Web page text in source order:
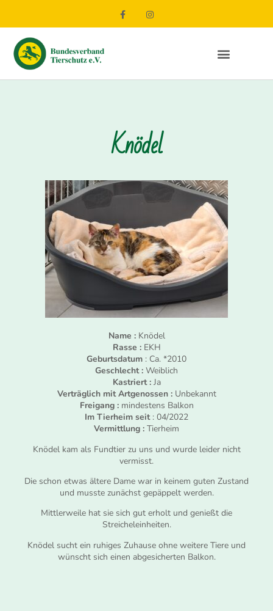
Knödel
Name : Knödel
Rasse :EKH
Geburtsdatum : Ca. *2010
Geschlecht : Weiblich
Kastriert : Ja
Verträglich mit Artgenossen : Unbekannt
Freigang : mindestens Balkon
Im Tierheim seit: 04/2022
Vermittlung : Tierheim
Knödel kam als Fundtier zu uns und wurde leider nicht
vermisst.
Die schon etwas ältere Dame war in keinem guten Zustand
und musste zunächst gepäppelt werden.
Mittlerweile hat sie sich gut erholt und genießt die
Streicheleinheiten.
Knödel sucht ein ruhiges Zuhause ohne weitere Tiere und
wünscht sich einen abgesicherten Balkon.